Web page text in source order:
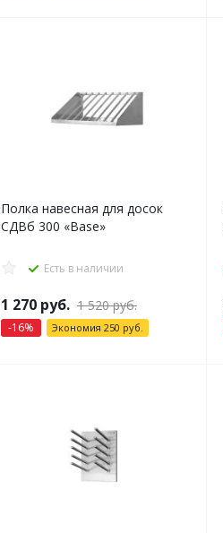
Полка навесная для досок
СДВб 300 «Base»
Есть в наличии
1 270 руб. 1 520руб.
-16% Экономия 250 руб.